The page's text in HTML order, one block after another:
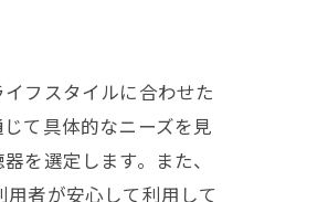
フスタイルに合わせた
て具体的なニーズを見
を選定します。また、
者が安心して利用して